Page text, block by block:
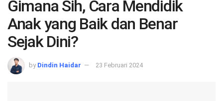
Gimana Sih, Cara Mendidik
Anak yang Baik dan Benar
Sejak Dini?
by Dindin Haidar 23 Februari 2024